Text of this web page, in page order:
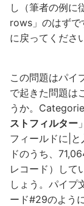
し（筆者の例に
rows」のはずで
に戻ってくださ
この問題はパイ
で起きた問題は
うか。
ストフィルター
フィールドに|
ドのうち、
レコード）して
しょう。パイプ
ード#29のよう